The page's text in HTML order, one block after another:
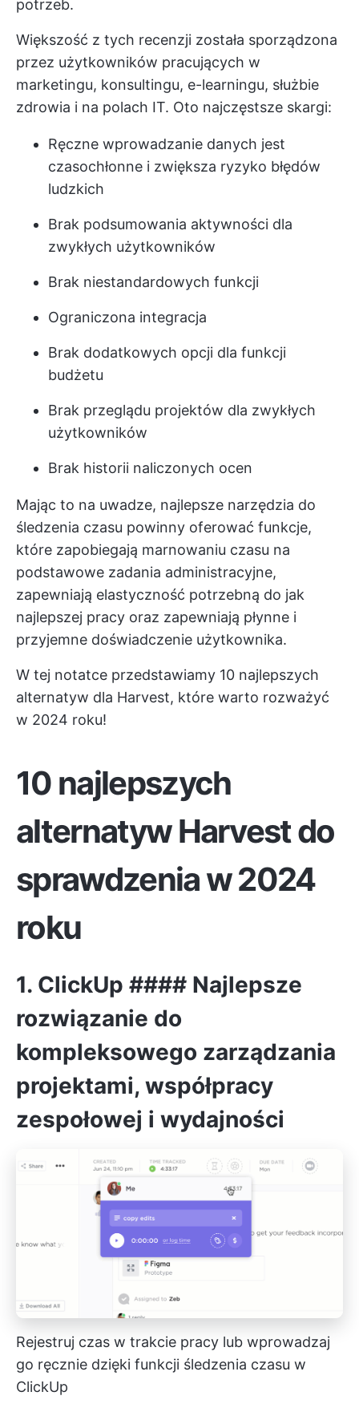
potrzeb.
Większość z tych recenzji została sporządzona
przez użytkowników pracujących w
marketingu, konsultingu, e-learningu, służbie
zdrowia i na polach IT. Oto najczęstsze skargi:
Ręczne wprowadzanie danych jest
czasochłonne i zwiększa ryzyko błędów
ludzkich
Brak podsumowania aktywności dla
zwykłych użytkowników
Brak niestandardowych funkcji
Ograniczona integracja
Brak dodatkowych opcji dla funkcji
budżetu
Brak przeglądu projektów dla zwykłych
użytkowników
Brak historii naliczonych ocen
Mając to na uwadze, najlepsze narzędzia do
śledzenia czasu powinny oferować funkcje,
które zapobiegają marnowaniu czasu na
podstawowe zadania administracyjne,
zapewniają elastyczność potrzebną do jak
najlepszej pracy oraz zapewniają płynne i
przyjemne doświadczenie użytkownika.
W tej notatce przedstawiamy 10 najlepszych
alternatyw dla Harvest, które warto rozważyć
w 2024 roku!
10 najlepszych
alternatyw Harvest do
sprawdzenia w 2024
roku
1. ClickUp #### Najlepsze
rozwiązanie do
kompleksowego zarządzania
projektami, współpracy
zespołowej i wydajności
Rejestruj czas w trakcie pracy lub wprowadzaj
go ręcznie dzięki funkcji śledzenia czasu w
ClickUp